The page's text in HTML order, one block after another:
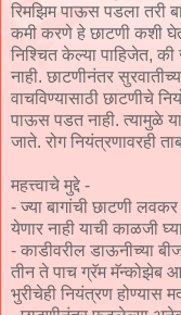
रिमझिम पाऊस पडला तरी
कमी करणे हे छाटणी कशी
निश्‍चित केल्या पाहिजेत,
नाही. छाटणीनंतर
वाचविण्यासाठी छाटणीचे
पाऊस पडत नाही. त्यामुळे
जाते. रोग नियंत्रणावरही
महत्त्वाचे मुद्दे -
- ज्या बागांची छाटणी लवकर
येणार नाही याची काळजी
- काडीवरील डाऊनीच्या
तीन ते पाच ग्रॅम मॅन्कोझेब
भुरीचेही नियंत्रण होण्यास